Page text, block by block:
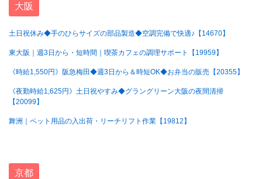
大阪
土日祝休み◆手のひらサイズの部品製造◆空調完備で快適♪【14670】
東大阪｜週3日から・短時間｜喫茶カフェの調理サポート【19959】
《時給1,550円》阪急梅田◆週3日から＆時短OK◆お弁当の販売【20355】
《夜勤時給1,625円》土日祝やすみ◆グラングリーン大阪の夜間清掃
【20099】
舞洲｜ペット用品の入出荷・リーチリフト作業【19812】
京都